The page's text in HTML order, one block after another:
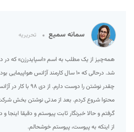
سمانه سمیع تحریریه
همه‌چیز از یک مطلب به اسم «اسپایدرزن» که در
شد. درحالی که ۱۰ سال کارمند آژانس
چقدر نوشتن را دوست
محتوا شروع کردم. بعد از مدتی نوشتن بخش
گرفتم و حالا خبرنگار ثابت پیوستم و دقیقا
از اینکه به پیوست، پیوستم خوشحالم.